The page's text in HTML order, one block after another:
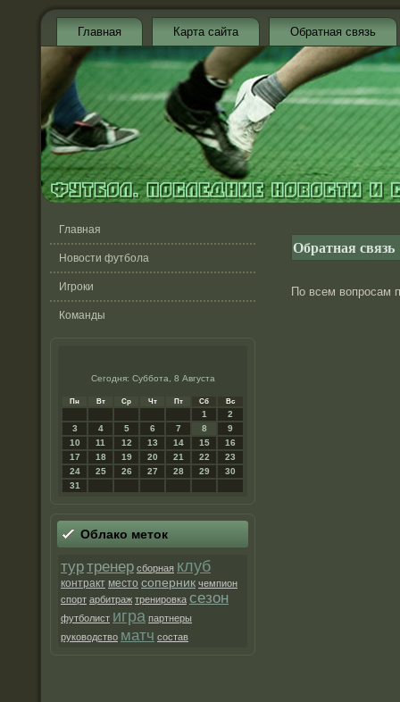
Главная Карта сайта Обратная связь
Главная
Новости футбола
Игроки
Команды
Сегодня: Суббота, 8 Августа
Пн Вт Ср Чт Пт Сб Вс
1
2
3
4 5 6 7 8
9
10
11 12 13 14 15
16
17
18 19 20 21 22
23
24
25 26 27 28 29
30
31
Облако меток
туртренер сборная клуб
контракт место соперник чемпион
спорт арбитраж тренировка сезон
футболист игра партнеры
руководство матч состав
Обратная связь
По всем вопросам